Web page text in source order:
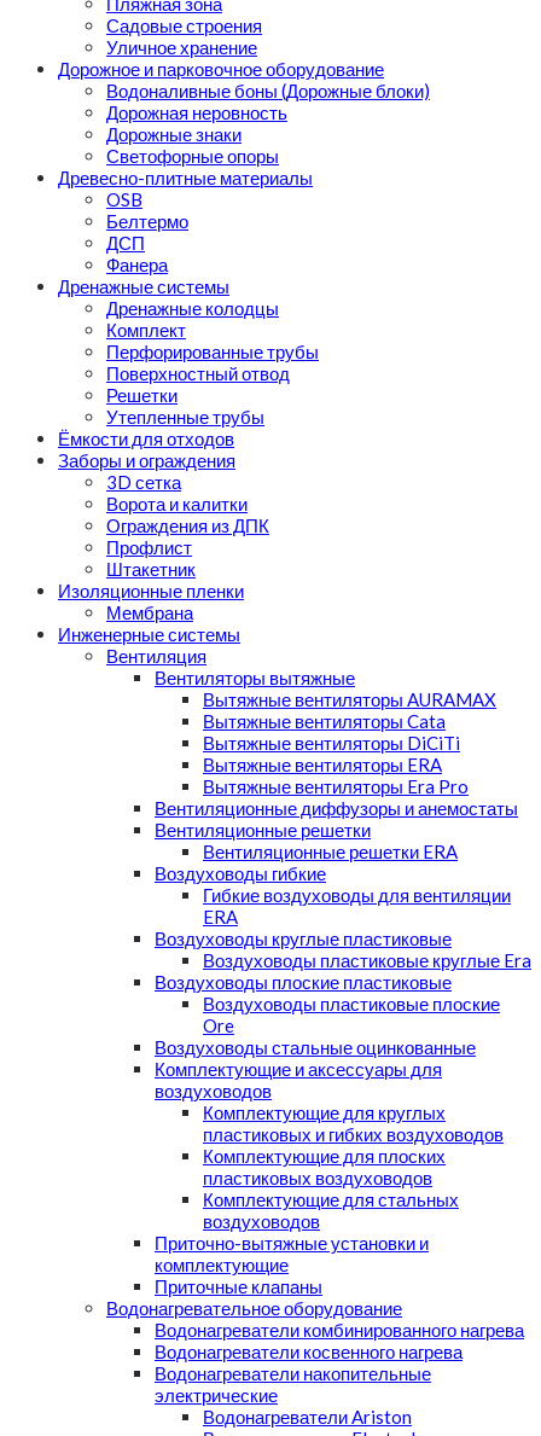
Садовые строения
Уличное хранение
Дорожное и парковочное оборудование
Водоналивные боны (Дорожные блоки)
Дорожная неровность
Дорожные знаки
Светофорные опоры
Древесно-плитные материалы
OSB
Белтермо
ДСП
Фанера
Дренажные системы
Дренажные колодцы
Комплект
Перфорированные трубы
Поверхностный отвод
Решетки
Утепленные трубы
Ёмкости для отходов
Заборы и ограждения
3D сетка
Ворота и калитки
Ограждения из ДПК
Профлист
Штакетник
Изоляционные пленки
Мембрана
Инженерные системы
Вентиляция
Вентиляторы вытяжные
Вытяжные вентиляторы AURAMAX
Вытяжные вентиляторы Cata
Вытяжные вентиляторы DiCiTi
Вытяжные вентиляторы ERA
Вытяжные вентиляторы Era Pro
Вентиляционные диффузоры и анемостаты
Вентиляционные решетки
Вентиляционные решетки ERA
Воздуховоды гибкие
Гибкие воздуховоды для вентиляции
ERA
Воздуховоды круглые пластиковые
Воздуховоды пластиковые круглые Era
Воздуховоды плоские пластиковые
Воздуховоды пластиковые плоские
Ore
Воздуховоды стальные оцинкованные
Комплектующие и аксессуары для
воздуховодов
Комплектующие для круглых
пластиковых и гибких воздуховодов
Комплектующие для плоских
пластиковых воздуховодов
Комплектующие для стальных
воздуховодов
Приточно-вытяжные установки и
комплектующие
Приточные клапаны
Водонагревательное оборудование
Водонагреватели комбинированного нагрева
Водонагреватели косвенного нагрева
Водонагреватели накопительные
электрические
Водонагреватели Ariston